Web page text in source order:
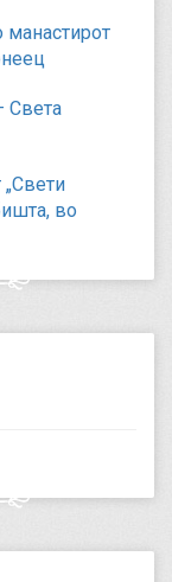
манастирот
Света
во